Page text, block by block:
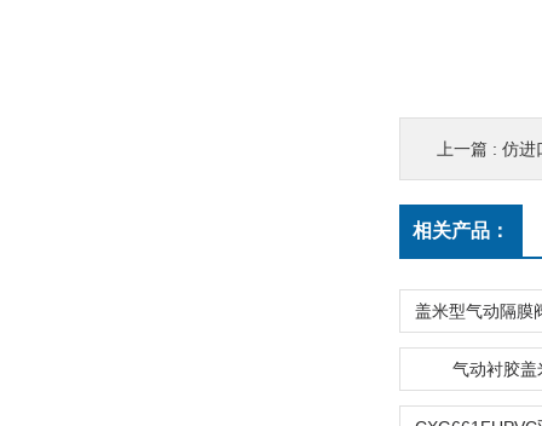
上一篇 : 仿进
相关产品：
气动衬胶盖